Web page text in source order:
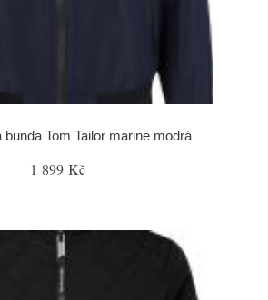
bunda Tom Tailor marine modrá
1 899 Kč